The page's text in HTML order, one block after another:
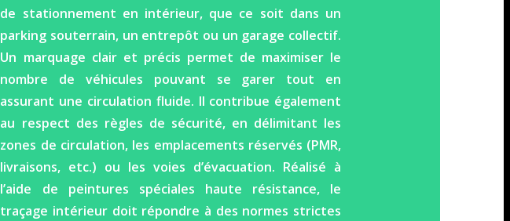
de stationnement en intérieur, que ce soit dans un
parking souterrain, un entrepôt ou un garage collectif.
Un marquage clair et précis permet de maximiser le
nombre de véhicules pouvant se garer tout en
assurant une circulation fluide. Il contribue également
au respect des règles de sécurité, en délimitant les
zones de circulation, les emplacements réservés (PMR,
livraisons, etc.) ou les voies d’évacuation. Réalisé à
l’aide de peintures spéciales haute résistance, le
traçage intérieur doit répondre à des normes strictes